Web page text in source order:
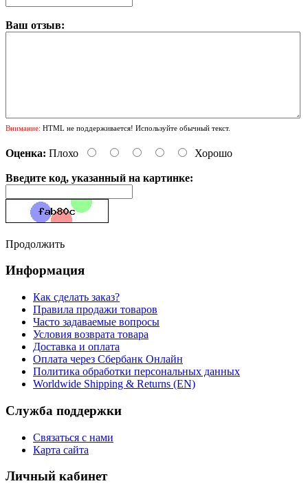
Ваш отзыв:
Внимание: HTML не поддерживается! Используйте обычный текст.
Оценка: Плохо Хорошо
Введите код, указанный на картинке:
Продолжить
Информация
Как сделать заказ?
Правила продажи товаров
Часто задаваемые вопросы
Условия возврата товара
Доставка и оплата
Оплата через Сбербанк Онлайн
Политика обработки персональных данных
Worldwide Shipping & Returns (EN)
Служба поддержки
Связаться с нами
Карта сайта
Личный кабинет